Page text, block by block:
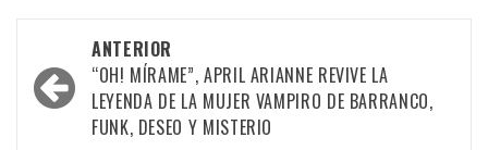
Navegación
por
las
ANTERIOR
“OH! MÍRAME”, APRIL ARIANNE REVIVE LA
LEYENDA DE LA MUJER VAMPIRO DE BARRANCO,
FUNK, DESEO Y MISTERIO